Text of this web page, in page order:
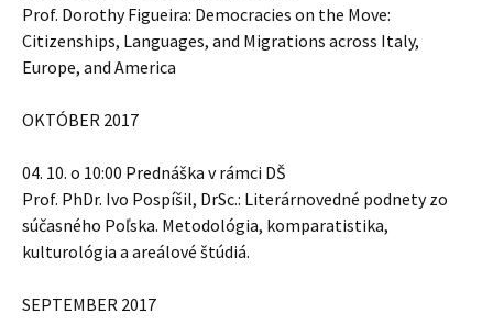
Prof. Dorothy Figueira: Democracies on the Move:
Citizenships, Languages, and Migrations across Italy,
Europe, and America
OKTÓBER 2017
04. 10. o 10:00 Prednáška v rámci DŠ
Prof. PhDr. Ivo Pospíšil, DrSc.: Literárnovedné podnety zo
súčasného Poľska. Metodológia, komparatistika,
kulturológia a areálové štúdiá.
SEPTEMBER 2017